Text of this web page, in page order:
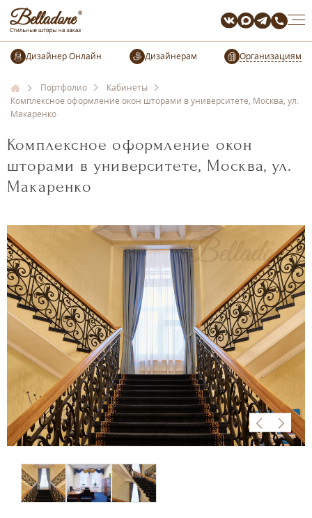
Организациям
Портфолио
Кабинеты
Комплексное оформление окон шторами в университете, Москва, ул.
Макаренко
Комплексное оформление окон
шторами в университете, Москва, ул.
Макаренко